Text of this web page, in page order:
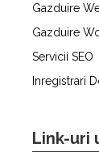
Gazduire
Gazduire
Servicii SEO
Inregistrari
Link-uri